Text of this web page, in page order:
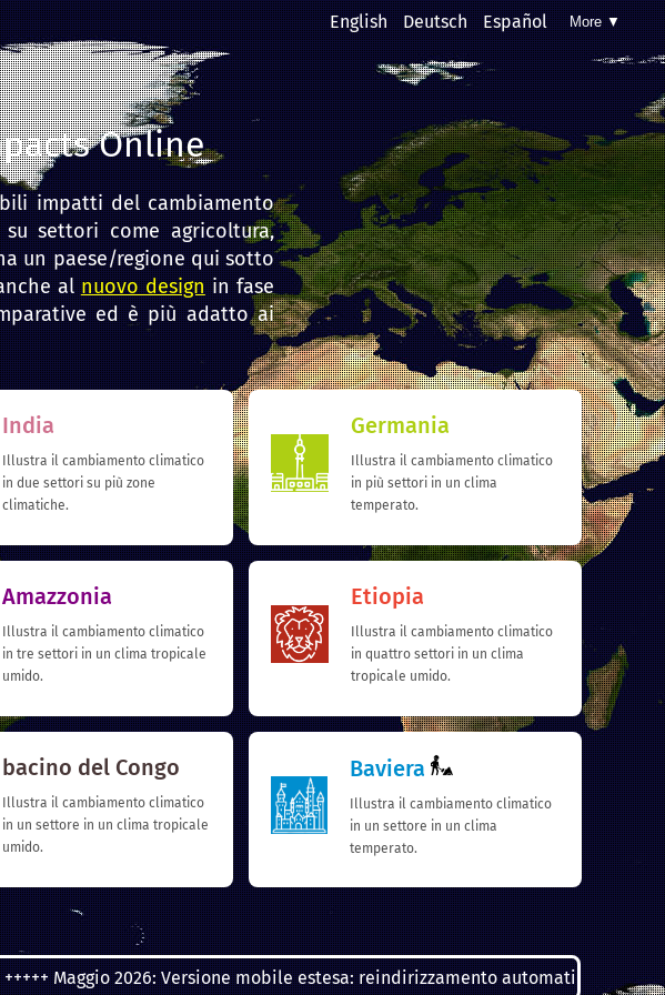
English Deutsch Español More ▼
Online
impatti del cambiamento
settori come agricoltura,
un paese/regione qui sotto
alnuovo designin fase
ed è più adatto ai
India
Illustra il cambiamento climatico
in due settori su più zone
climatiche.
Germania
Illustra il cambiamento climatico
in più settori in un clima
temperato.
Amazzonia
Illustra il cambiamento climatico
in tre settori in un clima tropicale
umido.
Etiopia
Illustra il cambiamento climatico
in quattro settori in un clima
tropicale umido.
bacino del Congo
Illustra il cambiamento climatico
in un settore in un clima tropicale
umido.
Baviera
Illustra il cambiamento climatico
in un settore in un clima
temperato.
Maggio 2026: Versione mobile estesa: reindirizzamento automatico